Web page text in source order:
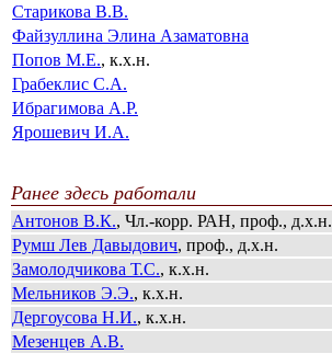
Старикова В.В.
Файзуллина Элина Азаматовна
Попов М.Е., к.х.н.
Грабеклис С.А.
Ибрагимова А.Р.
Ярошевич И.А.
Ранее здесь работали
Антонов В.К., Чл.-корр. РАН, проф., д.х.н.
Румш Лев Давыдович, проф., д.х.н.
Замолодчикова Т.С., к.х.н.
Мельников Э.Э., к.х.н.
Дергоусова Н.И., к.х.н.
Мезенцев А.В.